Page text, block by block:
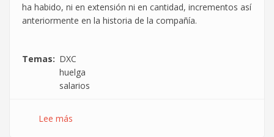
ha habido, ni en extensión ni en cantidad, incrementos así
anteriormente en la historia de la compañía.
Temas
DXC
huelga
salarios
Lee más